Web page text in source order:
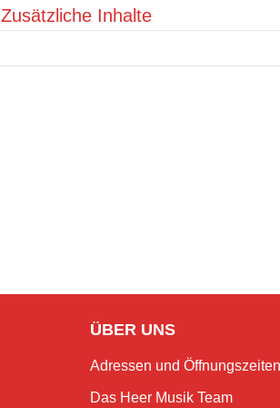
Zusätzliche Inhalte
ÜBER UNS
Adressen und Öffnungszeiten
Das Heer Musik Team